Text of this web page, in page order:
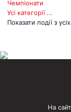
Чемпіонати
Усі категорії ...
Показати події з
На